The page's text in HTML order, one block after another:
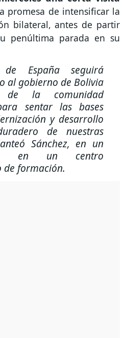
promesa de intensificar la
bilateral, antes de partir
penúltima parada en su
España seguirá
al gobierno de Bolivia
la comunidad
sentar las bases
y desarrollo
de nuestras
Sánchez, en un
en un centro
formación.